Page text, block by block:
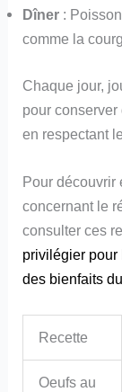
Dîner :
comme la
Chaque jour,
pour
en respectant
Pour découvrir
concernant le
consulter ces
privilégier
des bienfaits
Recette
Oeufs au